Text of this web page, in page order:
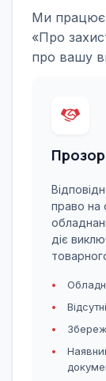
Ми
«Про
про вашу
право на
діє